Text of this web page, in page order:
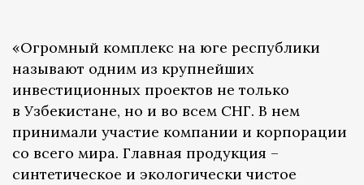
«Огромный комплекс на юге республики
называют одним из крупнейших
инвестиционных проектов не только
в Узбекистане, но и во всем СНГ. В нем
принимали участие компании и корпорации
со всего мира. Главная продукция –
синтетическое и экологически чистое